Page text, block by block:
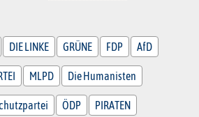
DIE LINKE GRÜNE FDP AfD
MLPD Die Humanisten
ÖDP PIRATEN